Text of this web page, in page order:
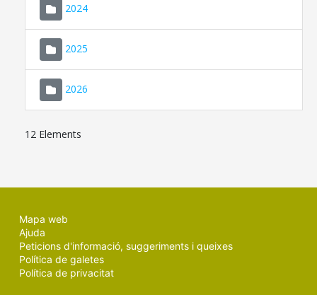
2024
2025
2026
12 Elements
Mapa web
Ajuda
Peticions d'informació, suggeriments i queixes
Política de galetes
Política de privacitat